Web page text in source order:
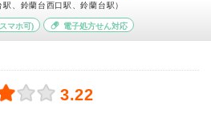
、鈴蘭台西口駅、鈴蘭台駅）
マホ可) 電子処方せん対応
3.22